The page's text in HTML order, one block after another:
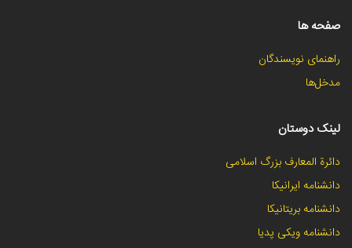
صفحه ها
راهنمای نویسندگان
مدخل‌ها
لینک دوستان
دائرة المعارف بزرگ اسلامی
دانشنامه ایرانیکا
دانشنامه بریتانیکا
دانشنامه ویکی پدیا